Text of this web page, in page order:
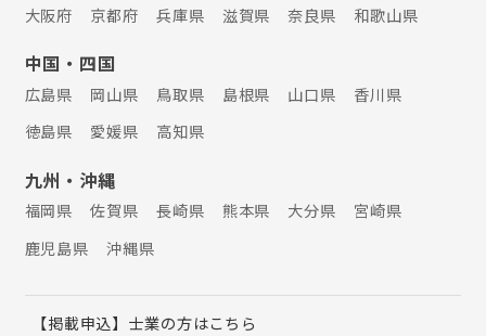
大阪府 京都府 兵庫県 滋賀県 奈良県 和歌山県
中国・四国
広島県 岡山県 鳥取県 島根県 山口県
香川県
徳島県
愛媛県 高知県
九州・沖縄
福岡県 佐賀県 長崎県 熊本県 大分県
宮崎県
鹿児島県
沖縄県
【掲載申込】士業の方はこちら